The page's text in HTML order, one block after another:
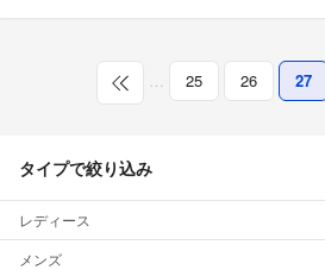
… 25 26 27
タイプで絞り込み
レディース
メンズ